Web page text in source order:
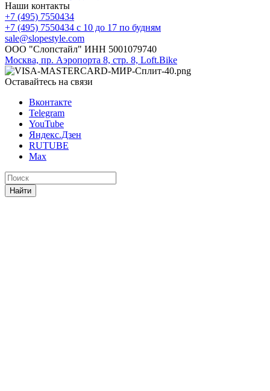
Наши контакты
+7 (495) 7550434
+7 (495) 7550434 с 10 до 17 по будням
sale@slopestyle.com
ООО "Слопстайл" ИНН 5001079740
Москва, пр. Аэропорта 8, стр. 8, Loft.Bike
Оставайтесь на связи
Вконтакте
Telegram
YouTube
Яндекс.Дзен
RUTUBE
Max
Найти